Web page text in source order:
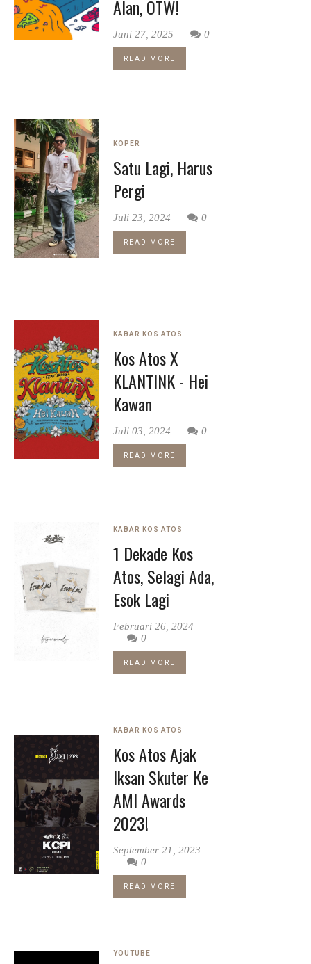
Alan, OTW!
Juni 27, 2025 0
READ MORE
KOPER
Satu Lagi, Harus
Pergi
Juli 23, 2024 0
READ MORE
KABAR KOS ATOS
Kos Atos X
KLANTINK - Hei
Kawan
Juli 03, 2024 0
READ MORE
KABAR KOS ATOS
1 Dekade Kos
Atos, Selagi Ada,
Esok Lagi
Februari 26, 2024
0
READ MORE
KABAR KOS ATOS
Kos Atos Ajak
Iksan Skuter Ke
AMI Awards
2023!
September 21, 2023
0
READ MORE
YOUTUBE